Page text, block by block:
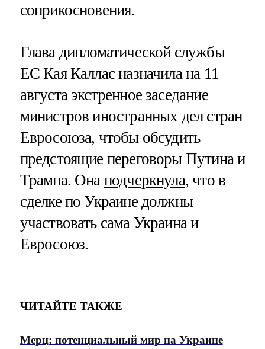
соприкосновения.
Глава дипломатической службы
ЕС Кая Каллас назначила на 11
августа экстренное заседание
министров иностранных дел стран
Евросоюза, чтобы обсудить
предстоящие переговоры Путина и
Трампа. Она подчеркнула, что в
сделке по Украине должны
участвовать сама Украина и
Евросоюз.
ЧИТАЙТЕ ТАКЖЕ
Мерц: потенциальный мир на Украине